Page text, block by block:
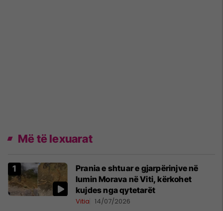
Më të lexuarat
Prania e shtuar e gjarpërinjve në
lumin Morava në Viti, kërkohet
kujdes nga qytetarët
Vitia 14/07/2026